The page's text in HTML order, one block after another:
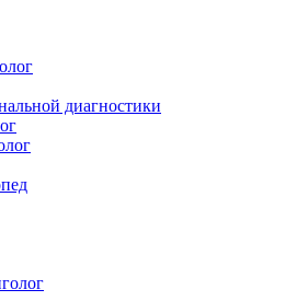
диагностики